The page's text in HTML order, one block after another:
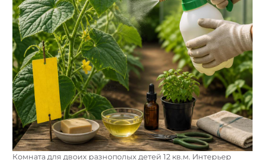
Комната для двоих разнополых детей 12 кв.м. Интерьер